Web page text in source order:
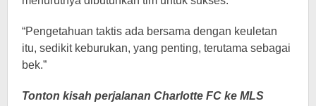
“Pengetahuan taktis ada bersama dengan keuletan
itu, sedikit keburukan, yang penting, terutama sebagai
bek.”
Tonton kisah perjalanan Charlotte FC ke MLS